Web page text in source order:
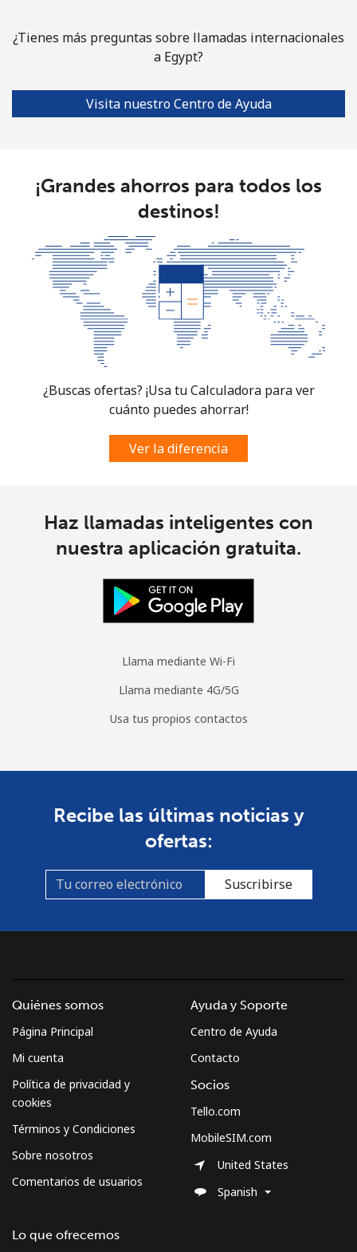
¿Tienes más preguntas sobre llamadas internacionales
a Egypt?
Visita nuestro Centro de Ayuda
¡Grandes ahorros para todos los
destinos!
¿Buscas ofertas? ¡Usa tu Calculadora para ver
cuánto puedes ahorrar!
Ver la diferencia
Haz llamadas inteligentes con
nuestra aplicación gratuita.
Llama mediante Wi-Fi
Llama mediante 4G/5G
Usa tus propios contactos
Recibe las últimas noticias y
ofertas:
Suscribirse
Quiénes somos
Página Principal
Mi cuenta
Política de privacidad y
cookies
Términos y Condiciones
Sobre nosotros
Comentarios de usuarios
Lo que ofrecemos
Ayuda y Soporte
Centro de Ayuda
Contacto
Socios
Tello.com
MobileSIM.com
United States
Spanish